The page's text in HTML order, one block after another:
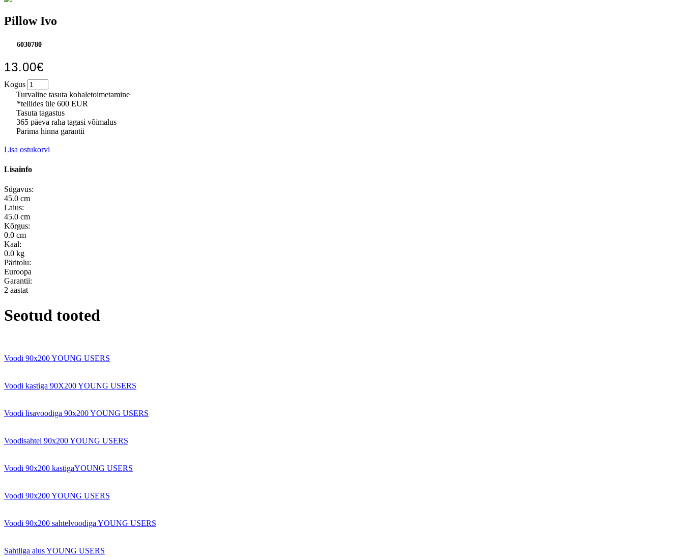
Pillow Ivo
6030780
13.00€
Kogus
Turvaline tasuta kohaletoimetamine
*tellides üle 600 EUR
Tasuta tagastus
365 päeva raha tagasi võimalus
Parima hinna garantii
Lisa ostukorvi
Lisainfo
Sügavus:
45.0 cm
Laius:
45.0 cm
Kõrgus:
0.0 cm
Kaal:
0.0 kg
Päritolu:
Euroopa
Garantii:
2 aastat
Seotud tooted
Voodi 90x200 YOUNG USERS
Voodi kastiga 90X200 YOUNG USERS
Voodi lisavoodiga 90x200 YOUNG USERS
Voodisahtel 90x200 YOUNG USERS
Voodi 90x200 kastigaYOUNG USERS
Voodi 90x200 YOUNG USERS
Voodi 90x200 sahtelvoodiga YOUNG USERS
Sahtliga alus YOUNG USERS